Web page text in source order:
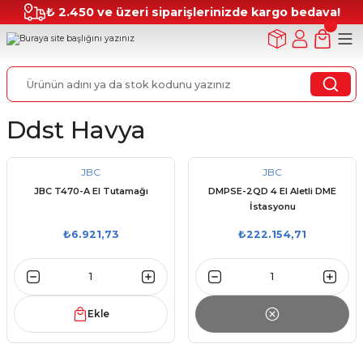
₺ 2.450 ve üzeri siparişlerinizde kargo bedava!
Ddst Havya
JBC
JBC T470-A El Tutamağı
₺6.921,73
Ekle
JBC
DMPSE-2QD 4 El Aletli DME
İstasyonu
₺222.154,71